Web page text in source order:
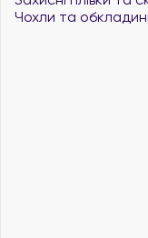
Чохли та